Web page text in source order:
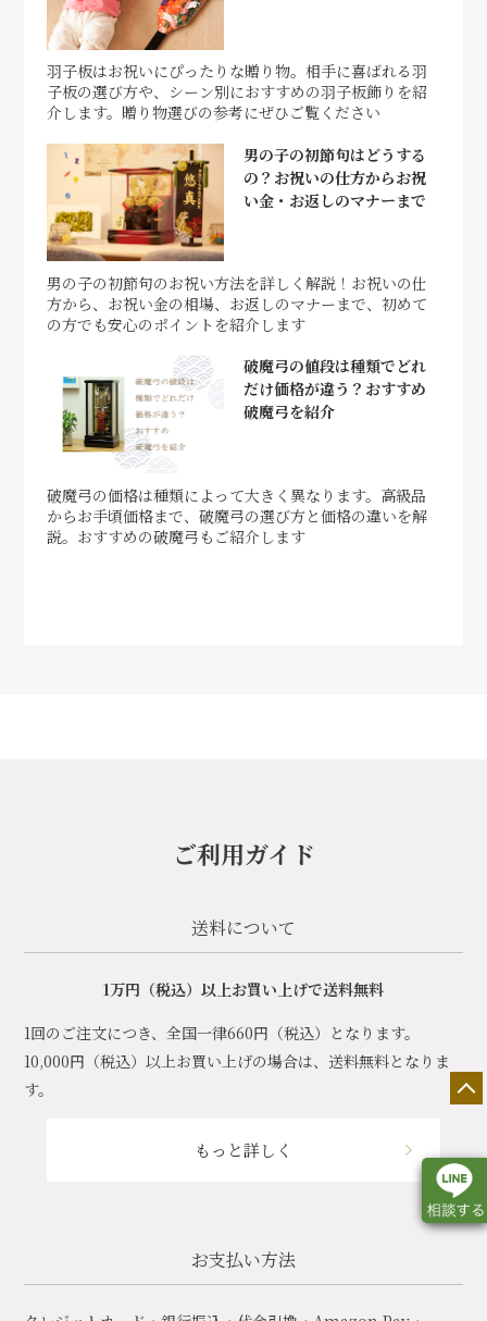
羽子板はお祝いにぴったりな贈り物。相手に喜ばれる羽
子板の選び方や、シーン別におすすめの羽子板飾りを紹
介します。贈り物選びの参考にぜひご覧ください
男の子の初節句はどうする
の？お祝いの仕方からお祝
い金・お返しのマナーまで
男の子の初節句のお祝い方法を詳しく解説！お祝いの仕
方から、お祝い金の相場、お返しのマナーまで、初めて
の方でも安心のポイントを紹介します
破魔弓の値段は種類でどれ
だけ価格が違う？おすすめ
破魔弓を紹介
破魔弓の価格は種類によって大きく異なります。高級品
からお手頃価格まで、破魔弓の選び方と価格の違いを解
説。おすすめの破魔弓もご紹介します
ご利用ガイド
送料について
1万円（税込）以上お買い上げで送料無料
1回のご注文につき、全国一律660円（税込）となります。
10,000円（税込）以上お買い上げの場合は、送料無料となりま
す。
もっと詳しく
お支払い方法
店舗一覧 展示会情報 カタログ請求